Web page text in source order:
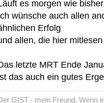
es morgen wie
wünsche auch allen
Erfolg
allen, die hier
letzte MRT Ende
das auch ein gutes
GIST - mein Freund. Wenn